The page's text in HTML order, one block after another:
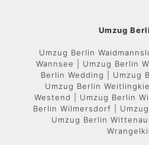
Umzug
Umzug Berlin
Wannsee | Umzug Berlin
Berlin Wedding | Umzug
Umzug Berlin
Westend | Umzug Berlin
Berlin Wilmersdorf |
Umzug Berlin